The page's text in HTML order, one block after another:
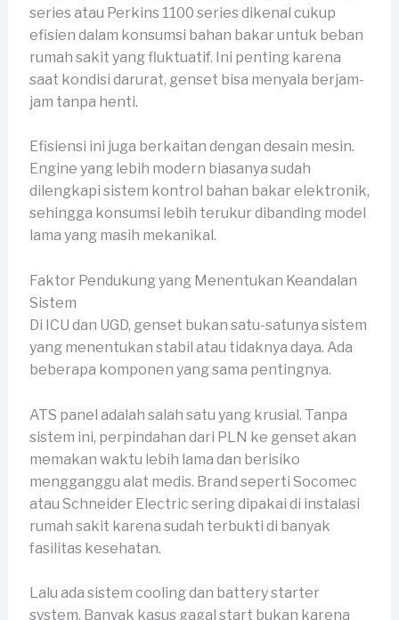
series atau Perkins 1100 series dikenal cukup
efisien dalam konsumsi bahan bakar untuk beban
rumah sakit yang fluktuatif. Ini penting karena
saat kondisi darurat, genset bisa menyala berjam-
jam tanpa henti.
Efisiensi ini juga berkaitan dengan desain mesin.
Engine yang lebih modern biasanya sudah
dilengkapi sistem kontrol bahan bakar elektronik,
sehingga konsumsi lebih terukur dibanding model
lama yang masih mekanikal.
Faktor Pendukung yang Menentukan Keandalan
Sistem
Di ICU dan UGD, genset bukan satu-satunya sistem
yang menentukan stabil atau tidaknya daya. Ada
beberapa komponen yang sama pentingnya.
ATS panel adalah salah satu yang krusial. Tanpa
sistem ini, perpindahan dari PLN ke genset akan
memakan waktu lebih lama dan berisiko
mengganggu alat medis. Brand seperti Socomec
atau Schneider Electric sering dipakai di instalasi
rumah sakit karena sudah terbukti di banyak
fasilitas kesehatan.
Lalu ada sistem cooling dan battery starter
system. Banyak kasus gagal start bukan karena